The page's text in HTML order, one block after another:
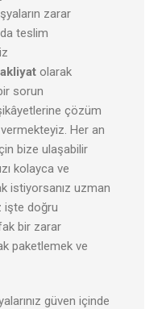
zarar
teslim
olarak
sorun
çözüm
Her an
bize ulaşabilir
kolayca ve
istiyorsanız uzman
işte doğru
bir zarar
paketlemek ve
güven içinde